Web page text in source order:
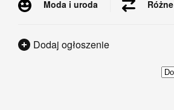
Moda i uroda Różne
Dodaj ogłoszenie